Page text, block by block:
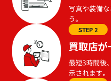
写真や装備
う。
STEP 2
買取店
最短3時間後
示されます。